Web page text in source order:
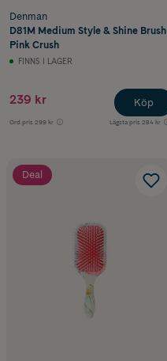
Denman
D81M Medium Style & Shine Brush
Pink Crush
FINNS I LAGER
239 kr
Ord.pris 299 kr Lägsta pris 284 kr
Köp
Deal